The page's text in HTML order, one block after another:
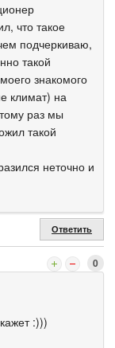
что такое
подчеркиваю,
такой
знакомого
климат) на
раз мы
такой
неточно и
Ответить
0
:)))